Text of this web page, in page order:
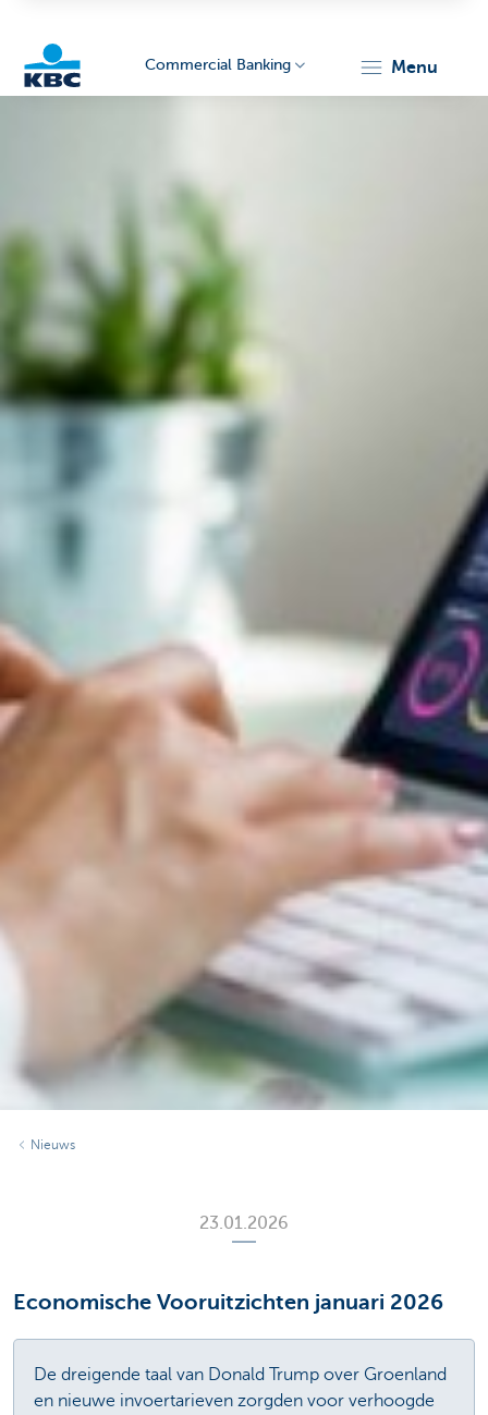
Commercial Banking menu
Nieuws
23.01.2026
Economische Vooruitzichten januari 2026
De dreigende taal van Donald Trump over Groenland
en nieuwe invoertarieven zorgden voor verhoogde